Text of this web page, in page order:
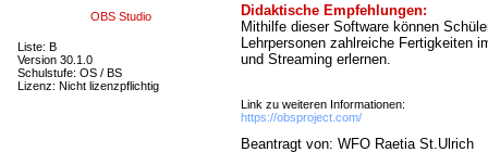
OBS Studio
Liste: B
Version 30.1.0
Schulstufe: OS / BS
Lizenz: Nicht lizenzpflichtig
Didaktische Empfehlungen:
Mithilfe dieser Software können
Lehrpersonen zahlreiche Fertigkeiten
und Streaming erlernen.
Link zu weiteren Informationen:
https://obsproject.com/
Beantragt von: WFO Raetia St.Ulrich